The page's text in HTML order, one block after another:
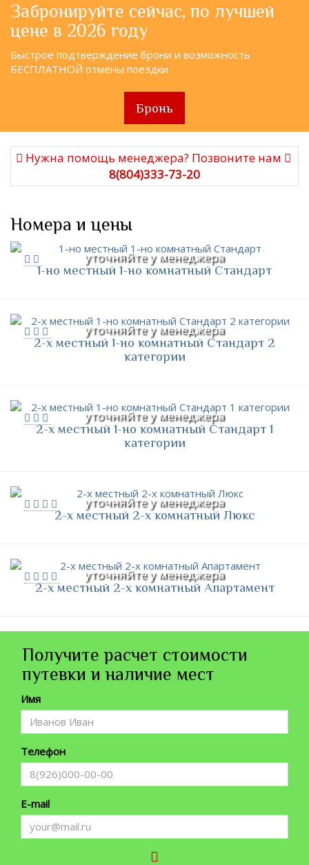
Забронируйте сейчас, по лучшей
цене в 2026 году
Быстрое подтверждение брони и возможность
БЕСПЛАТНОЙ отмены поездки
Бронь
Нужна помощь менеджера? Позвоните нам
8(804)333-73-20
Номера и цены
уточняйте у менеджера
1-но местный 1-но комнатный Стандарт
уточняйте у менеджера
2-х местный 1-но комнатный Стандарт 2
категории
уточняйте у менеджера
2-х местный 1-но комнатный Стандарт 1
категории
уточняйте у менеджера
2-х местный 2-х комнатный Люкс
уточняйте у менеджера
2-х местный 2-х комнатный Апартамент
Получите расчет стоимости
путевки и наличие мест
Имя
Телефон
E-mail